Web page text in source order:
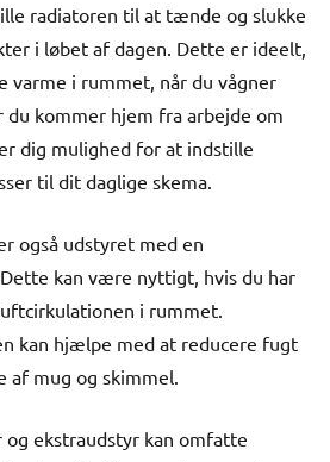
radiatoren til at tænde og slukke
i løbet af dagen. Dette er ideelt,
varme i rummet, når du vågner
du kommer hjem fra arbejde om
dig mulighed for at indstille
til dit daglige skema.
også udstyret med en
kan være nyttigt, hvis du har
i rummet.
kan hjælpe med at reducere fugt
af mug og skimmel.
ekstraudstyr kan omfatte